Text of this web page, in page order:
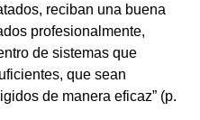
reciban una buena
profesionalmente,
de sistemas que
que sean
de manera eficaz” (p.